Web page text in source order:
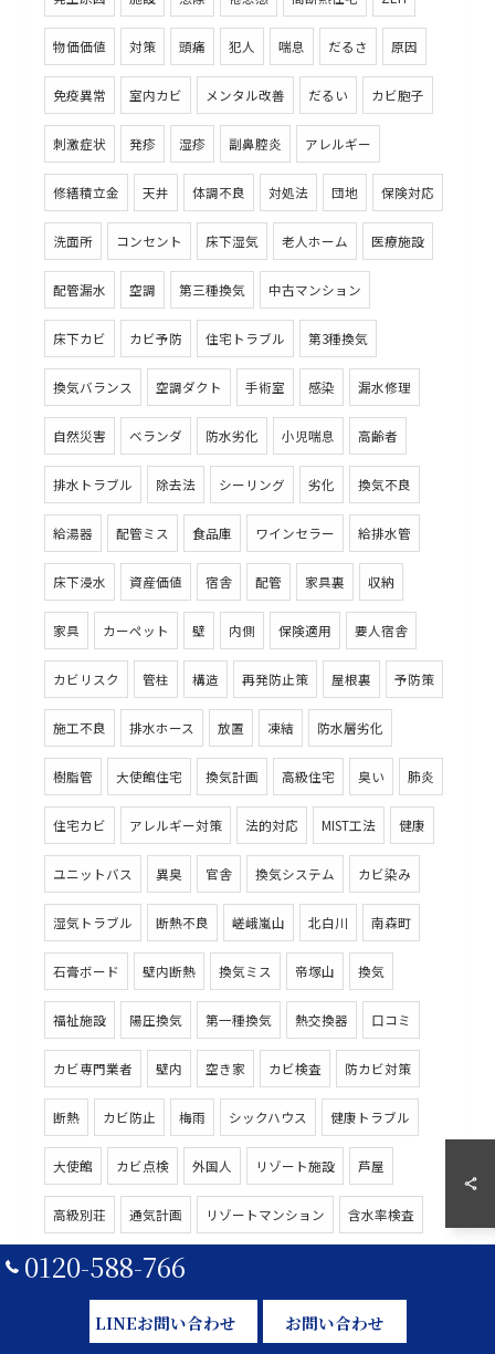
物価価値 対策 頭痛 犯人 喘息 だるさ 原因
免疫異常 室内カビ メンタル改善 だるい カビ胞子
刺激症状 発疹 湿疹 副鼻腔炎 アレルギー
修繕積立金 天井 体調不良 対処法 団地 保険対応
洗面所 コンセント 床下湿気 老人ホーム 医療施設
配管漏水 空調 第三種換気 中古マンション
床下カビ カビ予防 住宅トラブル 第3種換気
換気バランス 空調ダクト 手術室 感染 漏水修理
自然災害 ベランダ 防水劣化 小児喘息 高齢者
排水トラブル 除去法 シーリング 劣化 換気不良
給湯器 配管ミス 食品庫 ワインセラー 給排水管
床下浸水 資産価値 宿舎 配管 家具裏 収納
家具 カーペット 壁 内側 保険適用 要人宿舎
カビリスク 管柱 構造 再発防止策 屋根裏 予防策
施工不良 排水ホース 放置 凍結 防水層劣化
樹脂管 大使館住宅 換気計画 高級住宅 臭い 肺炎
住宅カビ アレルギー対策 法的対応 MIST工法 健康
ユニットバス 異臭 官舎 換気システム カビ染み
湿気トラブル 断熱不良 嵯峨嵐山 北白川 南森町
石膏ボード 壁内断熱 換気ミス 帝塚山 換気
福祉施設 陽圧換気 第一種換気 熱交換器 口コミ
カビ専門業者 壁内 空き家 カビ検査 防カビ対策
断熱 カビ防止 梅雨 シックハウス 健康トラブル
大使館 カビ点検 外国人 リゾート施設 芦屋
高級別荘 通気計画 リゾートマンション 含水率検査
第三者機関 ZEH住宅
院内感染
0120-588-766
LINEお問い合わせ お問い合わせ